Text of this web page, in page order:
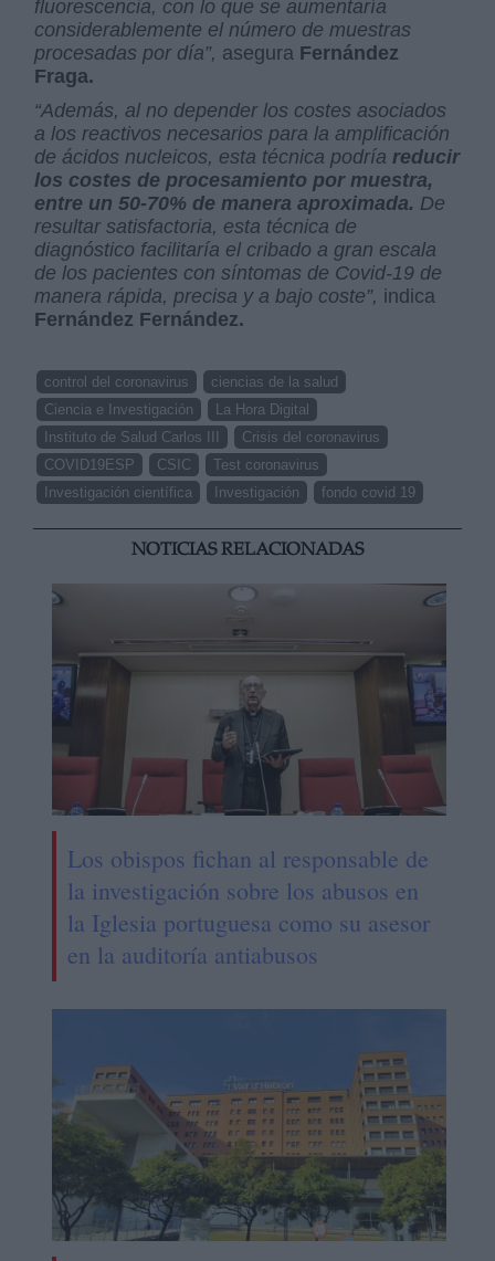
fluorescencia, con lo que se aumentaría
considerablemente el número de muestras
procesadas por día”, asegura Fernández
Fraga.
“Además, al no depender los costes asociados
a los reactivos necesarios para la amplificación
de ácidos nucleicos, esta técnica podría reducir
los costes de procesamiento por muestra,
entre un 50-70% de manera aproximada. De
resultar satisfactoria, esta técnica de
diagnóstico facilitaría el cribado a gran escala
de los pacientes con síntomas de Covid-19 de
manera rápida, precisa y a bajo coste”, indica
Fernández Fernández.
control del coronavirus
ciencias de la salud
Ciencia e Investigación
La Hora Digital
Instituto de Salud Carlos III
Crisis del coronavirus
COVID19ESP
CSIC
Test coronavirus
Investigación científica
Investigación fondo covid 19
NOTICIAS RELACIONADAS
Los obispos fichan al responsable de
la investigación sobre los abusos en
la Iglesia portuguesa como su asesor
en la auditoría antiabusos